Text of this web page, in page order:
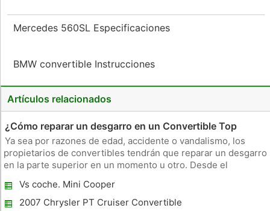
Mercedes 560SL Especificaciones
BMW convertible Instrucciones
Artículos relacionados
¿Cómo reparar un desgarro en un Convertible Top
Ya sea por razones de edad, accidente o vandalismo, los
propietarios de convertibles tendrán que reparar un desgarro
en la parte superior en un momento u otro. Desde el
conveniente fijar, para evitar una mayor lagrimeo y agua
daños en el interior
Vs coche. Mini Cooper
2007 Chrysler PT Cruiser Convertible